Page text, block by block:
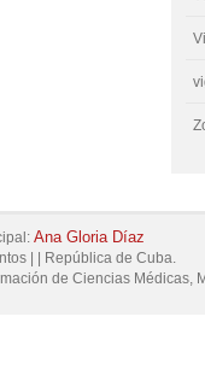
Ana Gloria Díaz
|
República de Cuba.
de Ciencias Médicas,